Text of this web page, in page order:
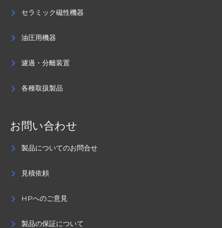
セラミック磁性機器
油圧用機器
濾過・分離装置
各種取扱製品
お問い合わせ
製品についてのお問合せ
見積依頼
HPへのご意見
製品の保証について